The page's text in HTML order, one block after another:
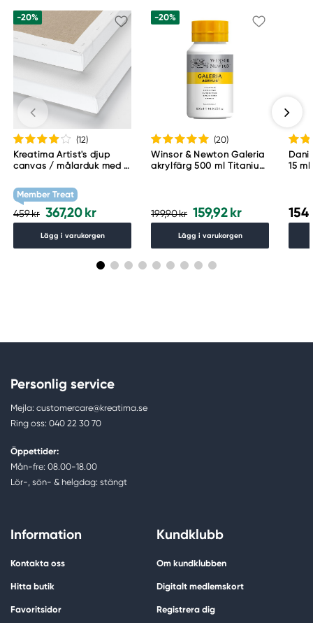
-20%
(12)
Kreatima Artist's djup
canvas / målarduk med 4
g/m²
Member Treat
459 kr 367,20 kr
Lägg i varukorgen
-20%
(20)
Winsor & Newton Galeria
akrylfärg 500 ml Titanium
199,90 kr 159,92 kr
Lägg i varukorgen
15
Personlig service
Mejla: customercare@kreatima.se
Ring oss: 040 22 30 70
Öppettider:
Mån-fre: 08.00-18.00
Lör-, sön- & helgdag: stängt
Information
Kontakta oss
Hitta butik
Favoritsidor
Kundklubb
Om kundklubben
Digitalt medlemskort
Registrera dig